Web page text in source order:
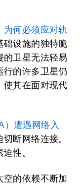
为何必须应对轨
础设施的独特脆
的卫星无法轻易
行的许多卫星仍
使其在面对现代
）遭遇网络入
断网络连接。
性。
空的依赖不断加